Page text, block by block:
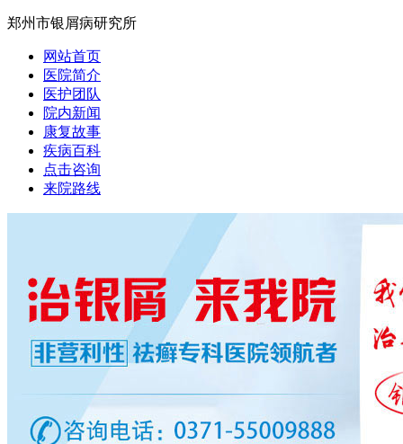
郑州市银屑病研究所
网站首页
医院简介
医护团队
院内新闻
康复故事
疾病百科
点击咨询
来院路线